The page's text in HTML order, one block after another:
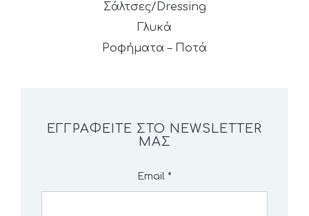
Σάλτσες/Dressing
Γλυκά
Ροφήματα – Ποτά
ΕΓΓΡΑΦΕΊΤΕ ΣΤΟ NEWSLETTER
ΜΑΣ
Email *